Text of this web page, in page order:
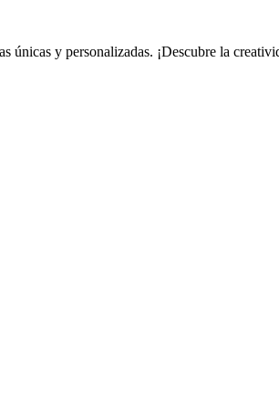
únicas y personalizadas. ¡Descubre la